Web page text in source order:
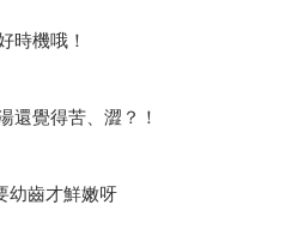
時機哦！
還覺得苦、澀？！
幼齒才鮮嫩呀